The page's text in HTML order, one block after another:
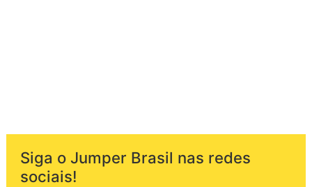
Siga o Jumper Brasil nas redes
sociais!